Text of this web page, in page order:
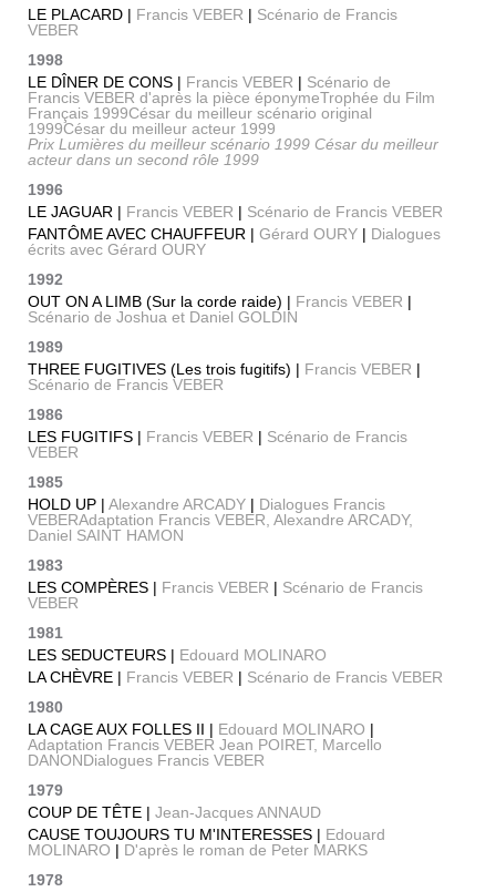
LE PLACARD | Francis VEBER | Scénario de Francis
VEBER
1998
LE DÎNER DE CONS | Francis VEBER | Scénario de
Francis VEBER d'après la pièce éponymeTrophée du Film
Français 1999César du meilleur scénario original
1999César du meilleur acteur 1999
Prix Lumières du meilleur scénario 1999 César du meilleur
acteur dans un second rôle 1999
1996
LE JAGUAR | Francis VEBER | Scénario de Francis VEBER
FANTÔME AVEC CHAUFFEUR | Gérard OURY | Dialogues
écrits avec Gérard OURY
1992
OUT ON A LIMB (Sur la corde raide) | Francis VEBER |
Scénario de Joshua et Daniel GOLDIN
1989
THREE FUGITIVES (Les trois fugitifs) | Francis VEBER |
Scénario de Francis VEBER
1986
LES FUGITIFS | Francis VEBER | Scénario de Francis
VEBER
1985
HOLD UP | Alexandre ARCADY | Dialogues Francis
VEBERAdaptation Francis VEBER, Alexandre ARCADY,
Daniel SAINT HAMON
1983
LES COMPÈRES | Francis VEBER | Scénario de Francis
VEBER
1981
LES SEDUCTEURS | Edouard MOLINARO
LA CHÈVRE | Francis VEBER | Scénario de Francis VEBER
1980
LA CAGE AUX FOLLES II | Edouard MOLINARO |
Adaptation Francis VEBER Jean POIRET, Marcello
DANONDialogues Francis VEBER
1979
COUP DE TÊTE | Jean-Jacques ANNAUD
CAUSE TOUJOURS TU M'INTERESSES | Edouard
MOLINARO | D'après le roman de Peter MARKS
1978